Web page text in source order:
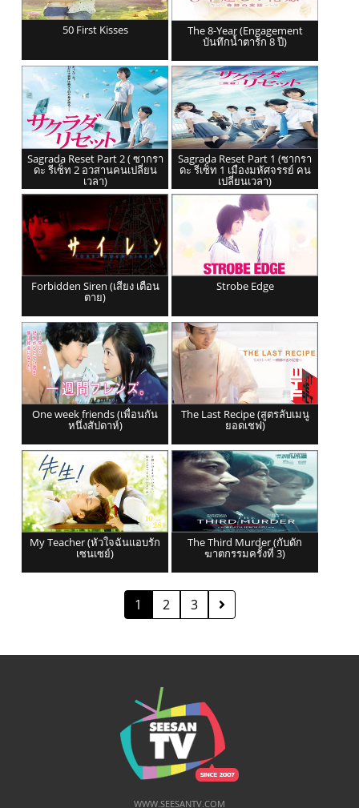
50 First Kisses The 8-Year (Engagement
บันทึกน้ำตารัก 8 ปี)
Sagrada Reset Part 2 ( ซากรา
ดะ รีเซ็ท 2 อวสานคนเปลี่ยน
เวลา)
Sagrada Reset Part 1 (ซากรา
ดะ รีเซ็ท 1 เมืองมหัศจรรย์ คน
เปลี่ยนเวลา)
Forbidden Siren (เสียง เตือน
ตาย)
Strobe Edge
One week friends (เพื่อนกัน
หนึ่งสัปดาห์)
The Last Recipe (สูตรลับเมนู
ยอดเชฟ)
My Teacher (หัวใจฉันแอบรัก
เซนเซย์)
The Third Murder (กับดัก
ฆาตกรรมครั้งที่ 3)
1 2 3
WWW.SEESANTV.COM